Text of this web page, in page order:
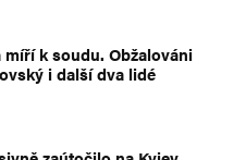
k soudu. Obžalováni
i další dva lidé